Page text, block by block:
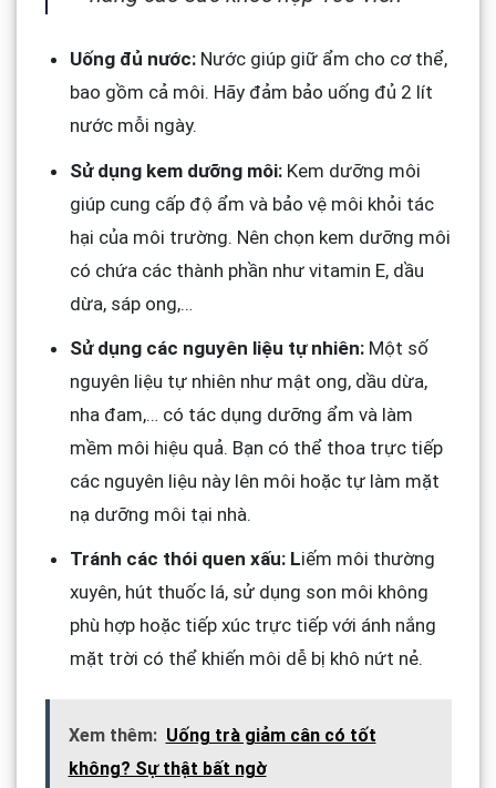
Uống đủ nước:Nước giúp giữ ẩm cho cơ thể,
bao gồm cả môi. Hãy đảm bảo uống đủ 2 lít
nước mỗi ngày.
Sử dụng kem dưỡng môi:Kem dưỡng môi
giúp cung cấp độ ẩm và bảo vệ môi khỏi tác
hại của môi trường. Nên chọn kem dưỡng môi
có chứa các thành phần như vitamin E, dầu
dừa, sáp ong,…
Sử dụng các nguyên liệu tự nhiên: Một số
nguyên liệu tự nhiên như mật ong, dầu dừa,
nha đam,… có tác dụng dưỡng ẩm và làm
mềm môi hiệu quả. Bạn có thể thoa trực tiếp
các nguyên liệu này lên môi hoặc tự làm mặt
nạ dưỡng môi tại nhà.
Tránh các thói quen xấu: Liếm môi thường
xuyên, hút thuốc lá, sử dụng son môi không
phù hợp hoặc tiếp xúc trực tiếp với ánh nắng
mặt trời có thể khiến môi dễ bị khô nứt nẻ.
Xem thêm: Uống trà giảm cân có tốt
không? Sự thật bất ngờ